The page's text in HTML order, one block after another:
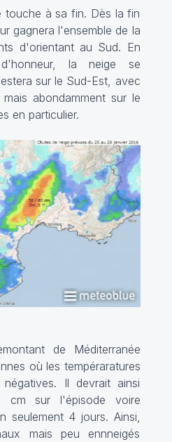
touche à sa fin. Dès la fin
gagnera l'ensemble de la
d'orientant au Sud. En
la neige se
sur le Sud-Est, avec
abondamment sur le
en particulier.
de Méditerranée
où les tempéraratures
négatives. Il devrait ainsi
cm sur l'épisode voire
seulement 4 jours. Ainsi,
mais peu ennneigés